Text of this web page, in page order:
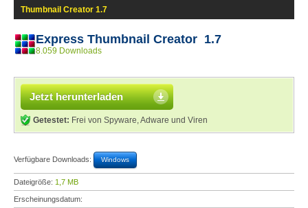
Thumbnail Creator 1.7
Express Thumbnail Creator 1.7
8.059 Downloads
Jetzt herunterladen
Getestet: Frei von Spyware, Adware und Viren
Verfügbare Downloads: Windows
Dateigröße: 1,7 MB
Erscheinungsdatum: